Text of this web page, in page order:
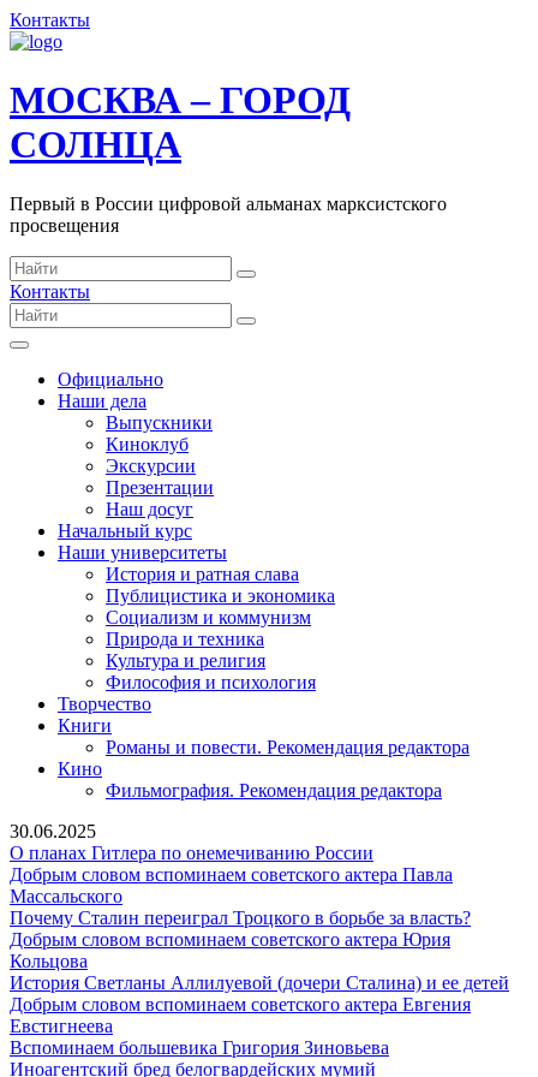
Контакты
МОСКВА – ГОРОД
СОЛНЦА
Первый в России цифровой альманах марксистского
просвещения
Контакты
Официально
Наши дела
Выпускники
Киноклуб
Экскурсии
Презентации
Наш досуг
Начальный курс
Наши университеты
История и ратная слава
Публицистика и экономика
Социализм и коммунизм
Природа и техника
Культура и религия
Философия и психология
Творчество
Книги
Романы и повести. Рекомендация редактора
Кино
Фильмография. Рекомендация редактора
30.06.2025
О планах Гитлера по онемечиванию России
планах
по
онемечиванию
Добрым словом вспоминаем советского актера Павла
МассальскогоДобрым
словом
вспоминаем
актера
Павла
Почему Сталин переиграл Троцкого в борьбе за власть?Почему
в
Добрым словом вспоминаем советского актера Юрия
Кольцова
словом
вспоминаем
советского
актера
Юрия
История Светланы Аллилуевой (дочери Сталина) и ее детей
Добрым словом вспоминаем советского актера Евгения
Евстигнеева
словом
вспоминаем
Вспоминаем большевика Григория Зиновьева
Иноагентский бред белогвардейских мумий